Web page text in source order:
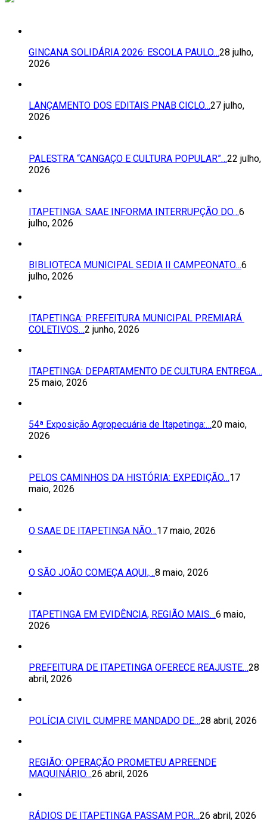
GINCANA SOLIDÁRIA 2026: ESCOLA PAULO…28 julho,
2026
LANÇAMENTO DOS EDITAIS PNAB CICLO…27 julho,
2026
PALESTRA “CANGAÇO E CULTURA POPULAR”…22 julho,
2026
ITAPETINGA: SAAE INFORMA INTERRUPÇÃO DO…6
julho, 2026
BIBLIOTECA MUNICIPAL SEDIA II CAMPEONATO…6
julho, 2026
ITAPETINGA: PREFEITURA MUNICIPAL PREMIARÁ
COLETIVOS…2 junho, 2026
ITAPETINGA: DEPARTAMENTO DE CULTURA ENTREGA…
25 maio, 2026
54ª Exposição Agropecuária de Itapetinga:…20 maio,
2026
PELOS CAMINHOS DA HISTÓRIA: EXPEDIÇÃO…17
maio, 2026
O SAAE DE ITAPETINGA NÃO…17 maio, 2026
O SÃO JOÃO COMEÇA AQUI,…8 maio, 2026
ITAPETINGA EM EVIDÊNCIA, REGIÃO MAIS…6 maio,
2026
PREFEITURA DE ITAPETINGA OFERECE REAJUSTE…28
abril, 2026
POLÍCIA CIVIL CUMPRE MANDADO DE…28 abril, 2026
REGIÃO: OPERAÇÃO PROMETEU APREENDE
MAQUINÁRIO…26 abril, 2026
RÁDIOS DE ITAPETINGA PASSAM POR…26 abril, 2026